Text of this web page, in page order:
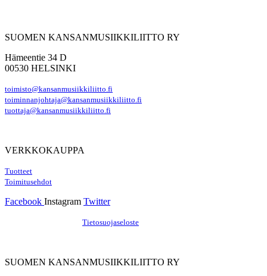
SUOMEN KANSANMUSIIKKILIITTO RY
Hämeentie 34 D
00530 HELSINKI
toimisto@kansanmusiikkiliitto.fi
toiminnanjohtaja@kansanmusiikkiliitto.fi
tuottaja@kansanmusiikkiliitto.fi
VERKKOKAUPPA
Tuotteet
Toimitusehdot
Facebook Instagram Twitter
Tietosuojaseloste
SUOMEN KANSANMUSIIKKILIITTO RY